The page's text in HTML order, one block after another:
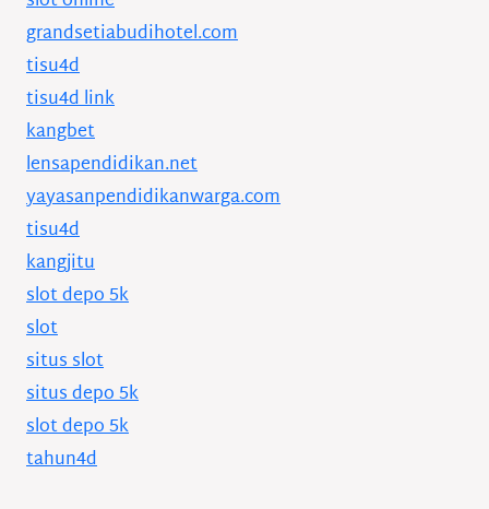
grandsetiabudihotel.com
tisu4d
tisu4d link
kangbet
lensapendidikan.net
yayasanpendidikanwarga.com
tisu4d
kangjitu
slot depo 5k
slot
situs slot
situs depo 5k
slot depo 5k
tahun4d